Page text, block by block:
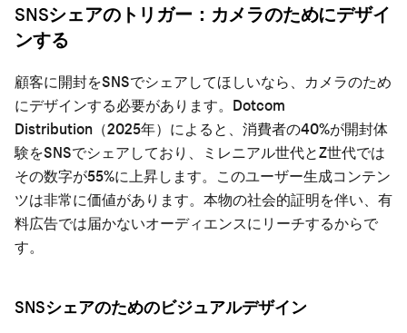
SNSシェアのトリガー：カメラのためにデザイ
ンする
顧客に開封をSNSでシェアしてほしいなら、カメラのため
にデザインする必要があります。Dotcom
Distribution（2025年）によると、消費者の40%が開封体
験をSNSでシェアしており、ミレニアル世代とZ世代では
その数字が55%に上昇します。このユーザー生成コンテン
ツは非常に価値があります。本物の社会的証明を伴い、有
料広告では届かないオーディエンスにリーチするからで
す。
SNSシェアのためのビジュアルデザイン